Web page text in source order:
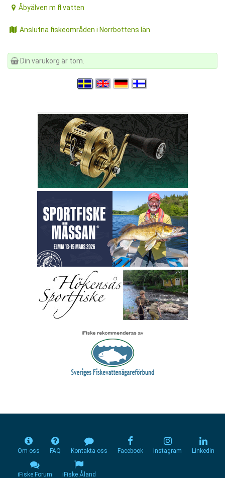
Åbyälven m fl vatten
Anslutna fiskeområden i Norrbottens län
Din varukorg är tom.
Om oss FAQ Kontakta oss Facebook Instagram Linkedin
iFiske Forum iFiske Åland